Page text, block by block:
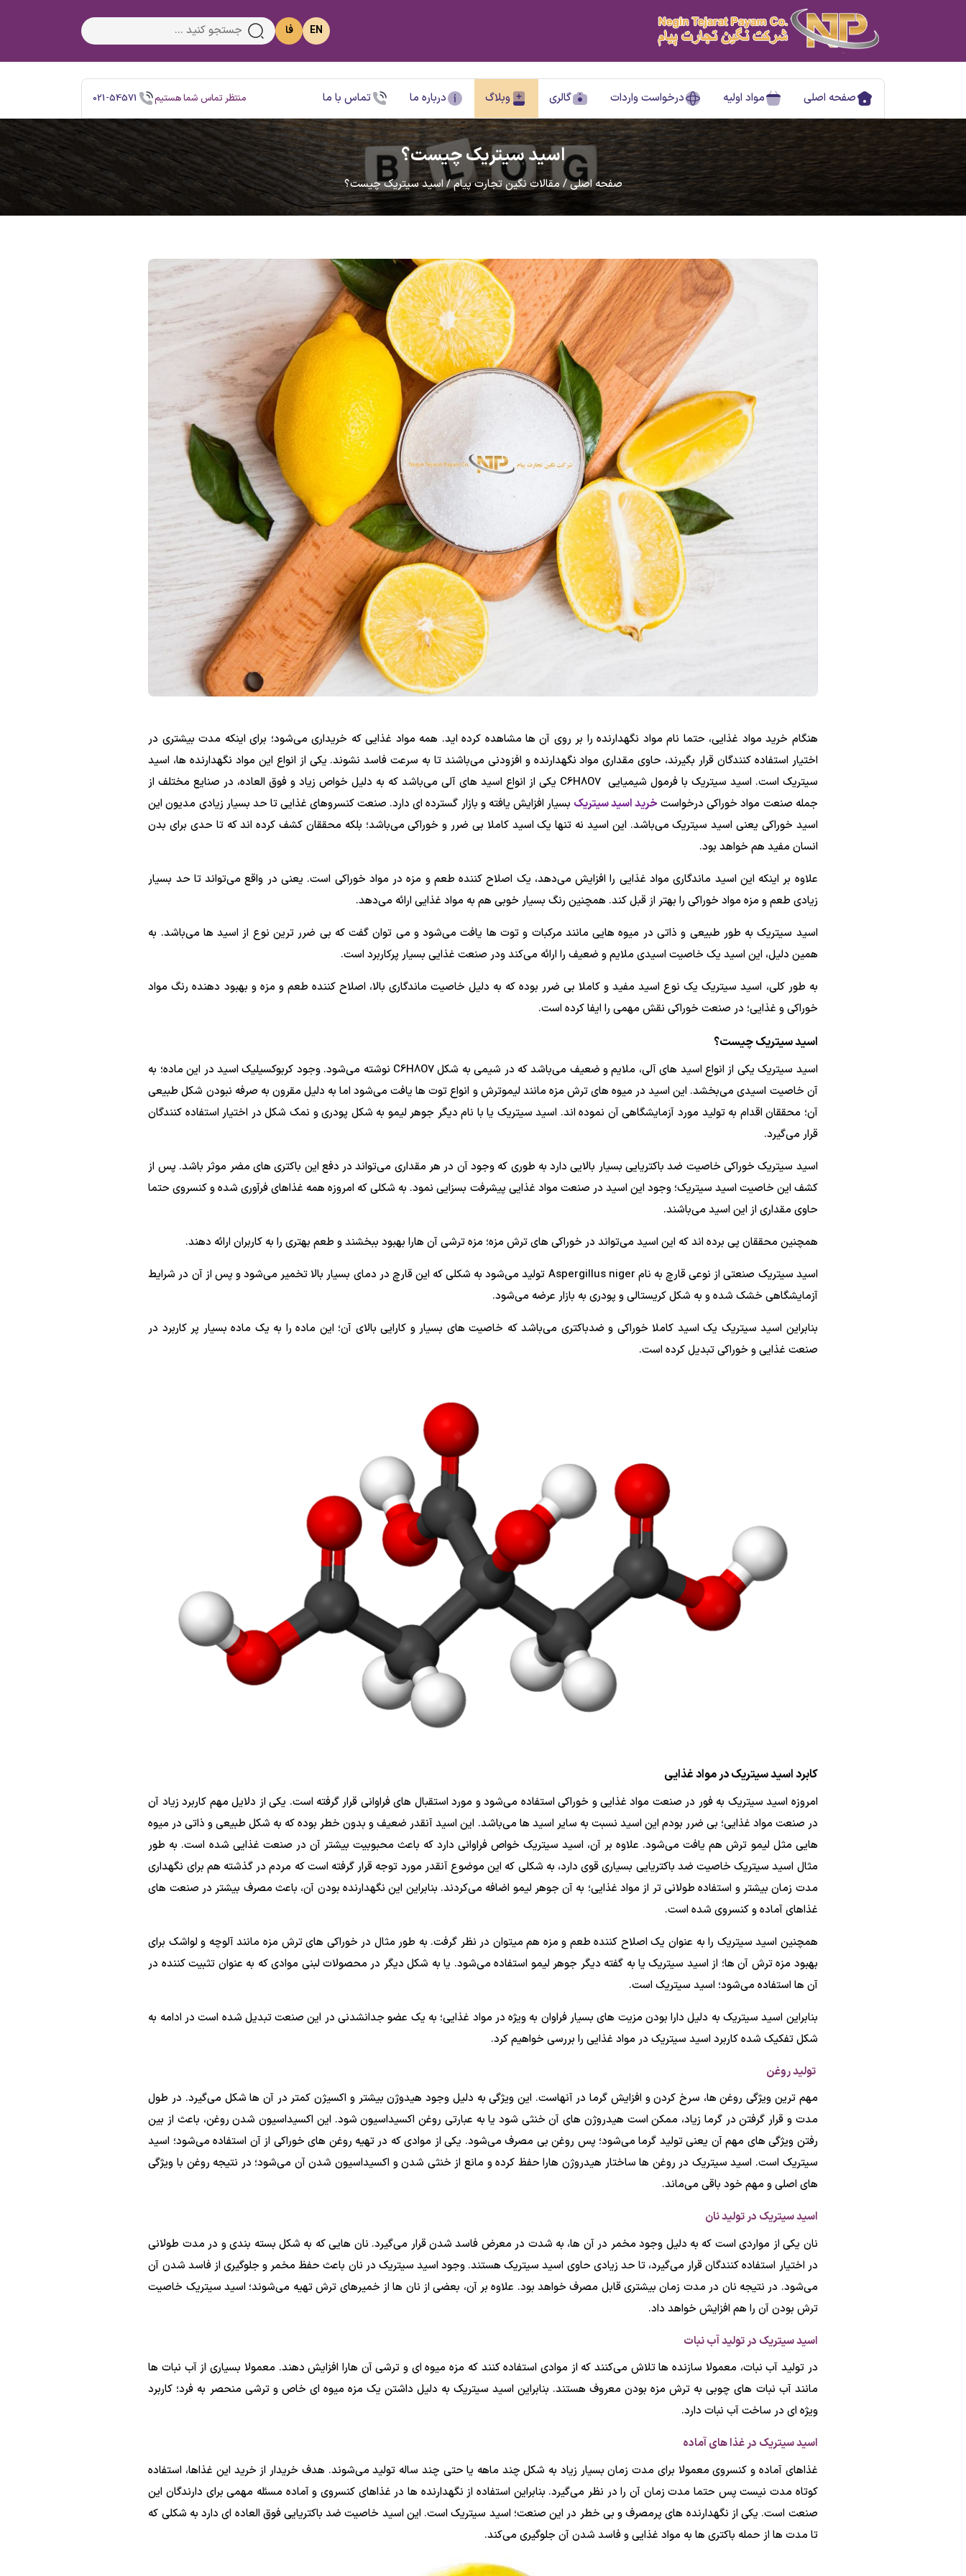
EN فا
صفحه اصلی مواد اولیه درخواست واردات گالری وبلاگ درباره ما تماس با ما منتظر تماس شما هستیم 021-54571
اسید سیتریک چیست؟
صفحه اصلی/مقالات نگین تجارت پیام/اسید سیتریک چیست؟
هنگام خرید مواد غذایی، حتما نام مواد نگهدارنده را بر روی آن ها مشاهده کرده اید. همه مواد غذایی که خریداری می‌شود؛ برای اینکه مدت بیشتری در
اختیار استفاده کنندگان قرار بگیرند، حاوی مقداری مواد نگهدارنده و افزودنی می‌باشند تا به سرعت فاسد نشوند. یکی از انواع این مواد نگهدارنده ها، اسید
سیتریک است. اسید سیتریک با فرمول شیمیایی C6H8O7 یکی از انواع اسید های آلی می‌باشد که به دلیل خواص زیاد و فوق العاده، در صنایع مختلف از
جمله صنعت مواد خوراکی درخواست خرید اسید سیتریک بسیار افزایش یافته و بازار گسترده ای دارد. صنعت کنسروهای غذایی تا حد بسیار زیادی مدیون این
اسید خوراکی یعنی اسید سیتریک می‌باشد. این اسید نه تنها یک اسید کاملا بی ضرر و خوراکی می‌باشد؛ بلکه محققان کشف کرده اند که تا حدی برای بدن
انسان مفید هم خواهد بود.
علاوه بر اینکه این اسید ماندگاری مواد غذایی را افزایش می‌دهد، یک اصلاح کننده طعم و مزه در مواد خوراکی است. یعنی در واقع می‌تواند تا حد بسیار
زیادی طعم و مزه مواد خوراکی را بهتر از قبل کند. همچنین رنگ بسیار خوبی هم به مواد غذایی ارائه می‌دهد.
اسید سیتریک به طور طبیعی و ذاتی در میوه هایی مانند مرکبات و توت ها یافت می‌شود و می توان گفت که بی ضرر ترین نوع از اسید ها می‌باشد. به
همین دلیل، این اسید یک خاصیت اسیدی ملایم و ضعیف را ارائه می‌کند ودر صنعت غذایی بسیار پرکاربرد است.
به طور کلی، اسید سیتریک یک نوع اسید مفید و کاملا بی ضرر بوده که به دلیل خاصیت ماندگاری بالا، اصلاح کننده طعم و مزه و بهبود دهنده رنگ مواد
خوراکی و غذایی؛ در صنعت خوراکی نقش مهمی را ایفا کرده است.
اسید سیتریک چیست؟
اسید سیتریک یکی از انواع اسید های آلی، ملایم و ضعیف می‌باشد که در شیمی به شکل C6H8O7 نوشته می‌شود. وجود کربوکسیلیک اسید در این ماده؛ به
آن خاصیت اسیدی می‌بخشد. این اسید در میوه های ترش مزه مانند لیموترش و انواع توت ها یافت می‌شود اما به دلیل مقرون به صرفه نبودن شکل طبیعی
آن؛ محققان اقدام به تولید مورد آزمایشگاهی آن نموده اند. اسید سیتریک یا با نام دیگر جوهر لیمو به شکل پودری و نمک شکل در اختیار استفاده کنندگان
قرار می‌گیرد.
اسید سیتریک خوراکی خاصیت ضد باکتریایی بسیار بالایی دارد به طوری که وجود آن در هر مقداری می‌تواند در دفع این باکتری های مضر موثر باشد. پس از
کشف این خاصیت اسید سیتریک؛ وجود این اسید در صنعت مواد غذایی پیشرفت بسزایی نمود. به شکلی که امروزه همه غذاهای فرآوری شده و کنسروی حتما
حاوی مقداری از این اسید می‌باشند.
همچنین محققان پی برده اند که این اسید می‌تواند در خوراکی های ترش مزه؛ مزه ترشی آن هارا بهبود ببخشند و طعم بهتری را به کاربران ارائه دهند.
اسید سیتریک صنعتی از نوعی قارچ به نام Aspergillus niger تولید می‌شود به شکلی که این قارچ در دمای بسیار بالا تخمیر می‌شود و پس از آن در شرایط
آزمایشگاهی خشک شده و به شکل کریستالی و پودری به بازار عرضه می‌شود.
بنابراین اسید سیتریک یک اسید کاملا خوراکی و ضدباکتری می‌باشد که خاصیت های بسیار و کارایی بالای آن؛ این ماده را به یک ماده بسیار پر کاربرد در
صنعت غذایی و خوراکی تبدیل کرده است.
کابرد اسید سیتریک در مواد غذایی
امروزه اسید سیتریک به فور در صنعت مواد غذایی و خوراکی استفاده می‌شود و مورد استقبال های فراوانی قرار گرفته است. یکی از دلایل مهم کاربرد زیاد آن
در صنعت مواد غذایی؛ بی ضرر بودم این اسید نسبت به سایر اسید ها می‌باشد. این اسید آنقدر ضعیف و بدون خطر بوده که به شکل طبیعی و ذاتی در میوه
هایی مثل لیمو ترش هم یافت می‌شود. علاوه بر آن، اسید سیتریک خواص فراوانی دارد که باعث محبوبیت بیشتر آن در صنعت غذایی شده است. به طور
مثال اسید سیتریک خاصیت ضد باکتریایی بسیاری قوی دارد، به شکلی که این موضوع آنقدر مورد توجه قرار گرفته است که مردم در گذشته هم برای نگهداری
مدت زمان بیشتر و استفاده طولانی تر از مواد غذایی؛ به آن جوهر لیمو اضافه می‌کردند. بنابراین این نگهدارنده بودن آن، باعث مصرف بیشتر در صنعت های
غذاهای آماده و کنسروی شده است.
همچنین اسید سیتریک را به عنوان یک اصلاح کننده طعم و مزه هم می‍توان در نظر گرفت. به طور مثال در خوراکی های ترش مزه مانند آلوچه و لواشک برای
بهبود مزه ترش آن ها؛ از اسید سیتریک یا به گفته دیگر جوهر لیمو استفاده می‌شود. یا به شکل دیگر در محصولات لبنی موادی که به عنوان تثبیت کننده در
آن ها استفاده می‌شود؛ اسید سیتریک است.
بنابراین اسید سیتریک به دلیل دارا بودن مزیت های بسیار فراوان به ویژه در مواد غذایی؛ به یک عضو جدانشدنی در این صنعت تبدیل شده است در ادامه به
شکل تفکیک شده کاربرد اسید سیتریک در مواد غذایی را بررسی خواهیم کرد.
تولید روغن
مهم ترین ویژگی روغن ها، سرخ کردن و افزایش گرما در آنهاست. این ویژگی به دلیل وجود هیدوژن بیشتر و اکسیژن کمتر در آن ها شکل می‌گیرد. در طول
مدت و قرار گرفتن در گرما زیاد، ممکن است هیدروژن های آن خنثی شود یا به عبارتی روغن اکسیداسیون شود. این اکسیداسیون شدن روغن، باعث از بین
رفتن ویژگی های مهم آن یعنی تولید گرما می‌شود؛ پس روغن بی مصرف می‌شود. یکی از موادی که در تهیه روغن های خوراکی از آن استفاده می‌شود؛ اسید
سیتریک است. اسید سیتریک در روغن ها ساختار هیدروژن هارا حفظ کرده و مانع از خنثی شدن و اکسیداسیون شدن آن می‌شود؛ در نتیجه روغن با ویژگی
های اصلی و مهم خود باقی می‌ماند.
اسید سیتریک در تولید نان
نان یکی از مواردی است که به دلیل وجود مخمر در آن ها، به شدت در معرض فاسد شدن قرار می‌گیرد. نان هایی که به شکل بسته بندی و در مدت طولانی
در اختیار استفاده کنندگان قرار می‌گیرد، تا حد زیادی حاوی اسید سیتریک هستند. وجود اسید سیتریک در نان باعث حفظ مخمر و جلوگیری از فاسد شدن آن
می‌شود. در نتیجه نان در مدت زمان بیشتری قابل مصرف خواهد بود. علاوه بر آن، بعضی از نان ها از خمیرهای ترش تهیه می‌شوند؛ اسید سیتریک خاصیت
ترش بودن آن را هم افزایش خواهد داد.
اسید سیتریک در تولید آب نبات
در تولید آب نبات، معمولا سازنده ها تلاش می‌کنند که از موادی استفاده کنند که مزه میوه ای و ترشی آن هارا افزایش دهند. معمولا بسیاری از آب نبات ها
مانند آب نبات های چوبی به ترش مزه بودن معروف هستند. بنابراین اسید سیتریک به دلیل داشتن یک مزه میوه ای خاص و ترشی منحصر به فرد؛ کاربرد
ویژه ای در ساخت آب نبات دارد.
اسید سیتریک در غذا های آماده
غذاهای آماده و کنسروی معمولا برای مدت زمان بسیار زیاد به شکل چند ماهه یا حتی چند ساله تولید می‌شوند. هدف خریدار از خرید این غذاها، استفاده
کوتاه مدت نیست پس حتما مدت زمان آن را در نظر می‌گیرد. بنابراین استفاده از نگهدارنده ها در غذاهای کنسروی و آماده مسئله مهمی برای دارندگان این
صنعت است. یکی از نگهدارنده های پرمصرف و بی خطر در این صنعت؛ اسید سیتریک است. این اسید خاصیت ضد باکتریایی فوق العاده ای دارد به شکلی که
تا مدت ها از حمله باکتری ها به مواد غذایی و فاسد شدن آن جلوگیری می‌کند.